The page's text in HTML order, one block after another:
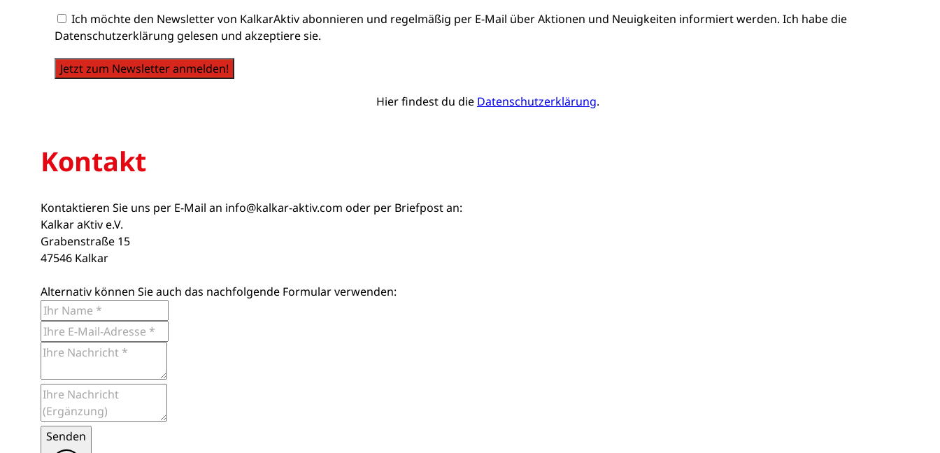
Ich möchte den Newsletter von KalkarAktiv abonnieren und regelmäßig per E-Mail über Aktionen und Neuigkeiten informiert werden. Ich habe die
Datenschutzerklärung gelesen und akzeptiere sie.
Jetzt zum Newsletter anmelden!
Hier findest du die Datenschutzerklärung.
Kontakt
Kontaktieren Sie uns per E-Mail an info@kalkar-aktiv.com oder per Briefpost an:
Kalkar aKtiv e.V.
Grabenstraße 15
47546 Kalkar
Alternativ können Sie auch das nachfolgende Formular verwenden:
Senden